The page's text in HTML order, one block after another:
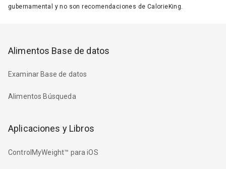
gubernamental y no son recomendaciones de CalorieKing.
Alimentos Base de datos
Examinar Base de datos
Alimentos Búsqueda
Aplicaciones y Libros
ControlMyWeight™ para iOS